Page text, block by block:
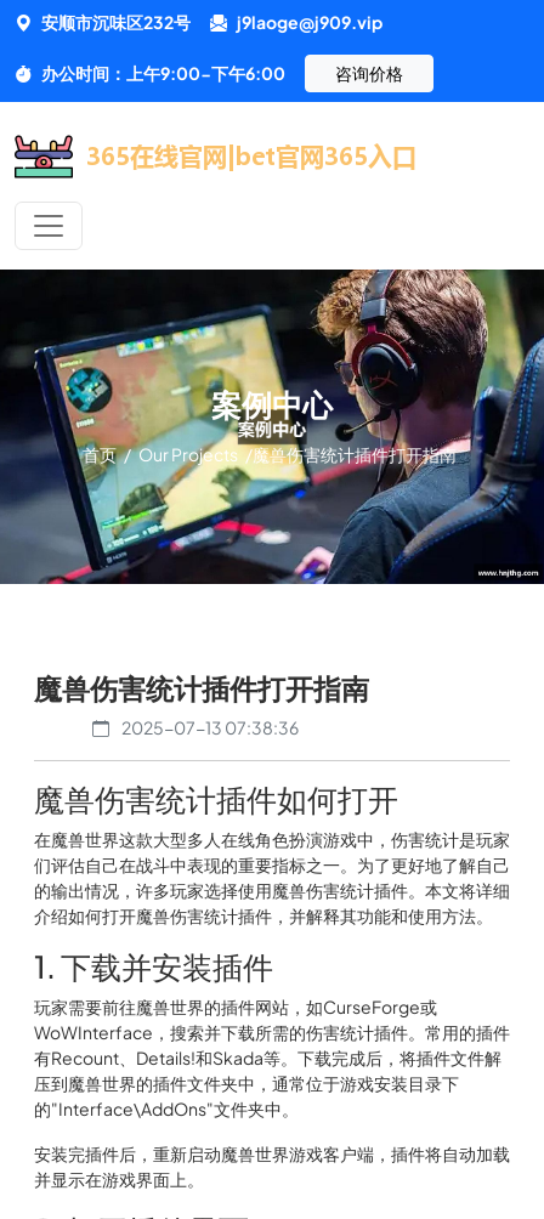
安顺市沉味区232号 j9laoge@j909.vip
办公时间：上午9:00-下午6:00 咨询价格
案例中心
首页 / Our Projects /魔兽伤害统计插件打开指南
魔兽伤害统计插件打开指南
2025-07-13 07:38:36
魔兽伤害统计插件如何打开
在魔兽世界这款大型多人在线角色扮演游戏中，伤害统计是玩家
们评估自己在战斗中表现的重要指标之一。为了更好地了解自己
的输出情况，许多玩家选择使用魔兽伤害统计插件。本文将详细
介绍如何打开魔兽伤害统计插件，并解释其功能和使用方法。
1. 下载并安装插件
玩家需要前往魔兽世界的插件网站，如CurseForge或
WoWInterface，搜索并下载所需的伤害统计插件。常用的插件
有Recount、Details!和Skada等。下载完成后，将插件文件解
压到魔兽世界的插件文件夹中，通常位于游戏安装目录下
的"Interface\AddOns"文件夹中。
安装完插件后，重新启动魔兽世界游戏客户端，插件将自动加载
并显示在游戏界面上。